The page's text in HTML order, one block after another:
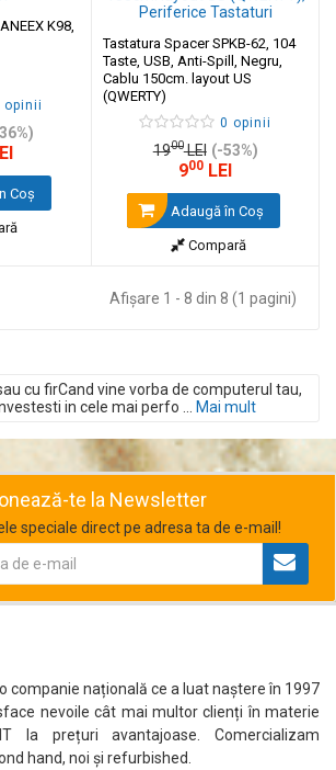
K98,
opinii
Coş
Tastatura Spacer SPKB-62, 104
Taste, USB, Anti-Spill, Negru,
Cablu 150cm. layout US
(QWERTY)
0 opinii
1900LEI (-53%)
900 LEI
Adaugă în Coş
Compară
Afişare 1 - 8 din 8 (1 pagini)
cu firCand vine vorba de computerul tau,
in cele mai perfo ... Mai mult
te la Newsletter
speciale direct pe adresa ta de e-mail!
companie națională ce a luat naștere în 1997
nevoile cât mai multor clienți în materie
la prețuri avantajoase. Comercializam
hand, noi și refurbished.